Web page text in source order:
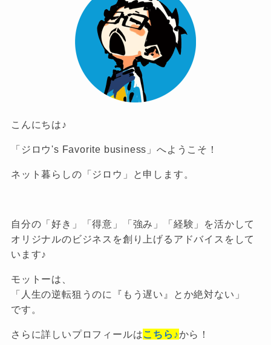
こんにちは♪
「ジロウ's Favorite business」へようこそ！
ネット暮らしの「ジロウ」と申します。
自分の「好き」「得意」「強み」「経験」を活かして
オリジナルのビジネスを創り上げるアドバイスをして
います♪
モットーは、
「人生の逆転狙うのに『もう遅い』とか絶対ない」
です。
さらに詳しいプロフィールはこちら♪から！